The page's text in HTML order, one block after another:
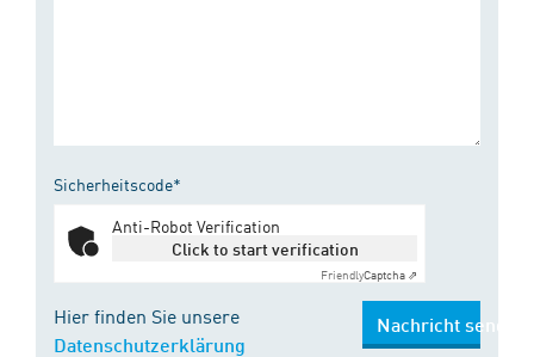
Sicherheitscode*
Anti-Robot Verification
Click to start verification
FriendlyCaptcha ⇗
Hier finden Sie unsere
Datenschutzerklärung
Nachricht senden